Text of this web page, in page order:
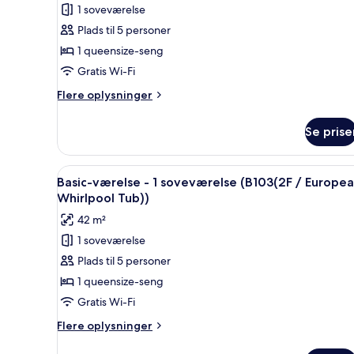
Basic-
værelse
-
1
soveværelse
(A104(2F
European
Whirlpool
Tub))
1 soveværelse
Plads til 5 personer
1 queensize-seng
Gratis Wi-Fi
Flere oplysninger
Flere
værelse
1
soveværelse
(A104(2F
/
European
Whirlpool
Tub))
Se
Indlæs
alle
billeder
af
Basic-
værelse
-
1
soveværelse
(B103(2F
Basic-værelse - 1 soveværelse
9
Basic-værelse - 1 soveværelse (B103(2F /
Whirlpool Tub))
42 m²
1 soveværelse
Plads til 5 personer
1 queensize-seng
Gratis Wi-Fi
Flere oplysninger
Flere